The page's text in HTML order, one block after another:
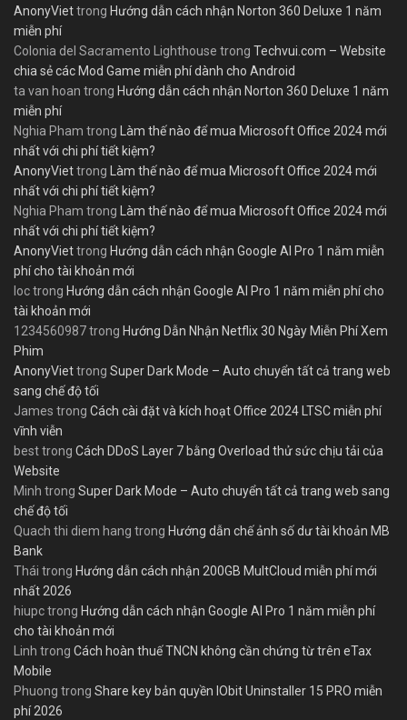
AnonyViettrong Hướng dẫn cách nhận Norton 360 Deluxe 1 năm
miễn phí
Colonia del Sacramento Lighthouse trong Techvui.com – Website
chia sẻ các Mod Game miễn phí dành cho Android
ta van hoan trong Hướng dẫn cách nhận Norton 360 Deluxe 1 năm
miễn phí
Nghia Pham trong Làm thế nào để mua Microsoft Office 2024 mới
nhất với chi phí tiết kiệm?
AnonyViettrong Làm thế nào để mua Microsoft Office 2024 mới
nhất với chi phí tiết kiệm?
Nghia Pham trong Làm thế nào để mua Microsoft Office 2024 mới
nhất với chi phí tiết kiệm?
AnonyViettrong Hướng dẫn cách nhận Google AI Pro 1 năm miễn
phí cho tài khoản mới
loctrong Hướng dẫn cách nhận Google AI Pro 1 năm miễn phí cho
tài khoản mới
1234560987trong Hướng Dẫn Nhận Netflix 30 Ngày Miễn Phí Xem
Phim
AnonyViettrong Super Dark Mode – Auto chuyển tất cả trang web
sang chế độ tối
James trong Cách cài đặt và kích hoạt Office 2024 LTSC miễn phí
vĩnh viễn
besttrong Cách DDoS Layer 7 bằng Overload thử sức chịu tải của
Website
Minh trong Super Dark Mode – Auto chuyển tất cả trang web sang
chế độ tối
Quach thi diem hang trong Hướng dẫn chế ảnh số dư tài khoản MB
Bank
Thái trong Hướng dẫn cách nhận 200GB MultCloud miễn phí mới
nhất 2026
hiupctrong Hướng dẫn cách nhận Google AI Pro 1 năm miễn phí
cho tài khoản mới
Linh trong Cách hoàn thuế TNCN không cần chứng từ trên eTax
Mobile
Phuong trong Share key bản quyền IObit Uninstaller 15 PRO miễn
phí 2026